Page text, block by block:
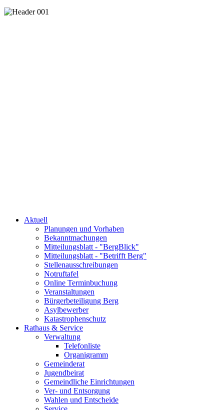
Aktuell
Planungen und Vorhaben
Bekanntmachungen
Mitteilungsblatt - "BergBlick"
Mitteilungsblatt - "Betrifft Berg"
Stellenausschreibungen
Notruftafel
Online Terminbuchung
Veranstaltungen
Bürgerbeteiligung Berg
Asylbewerber
Katastrophenschutz
Rathaus & Service
Verwaltung
Telefonliste
Organigramm
Gemeinderat
Jugendbeirat
Gemeindliche Einrichtungen
Ver- und Entsorgung
Wahlen und Entscheide